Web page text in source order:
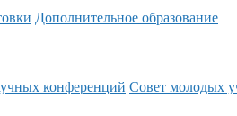
Дополнительное образование
конференций Совет молодых